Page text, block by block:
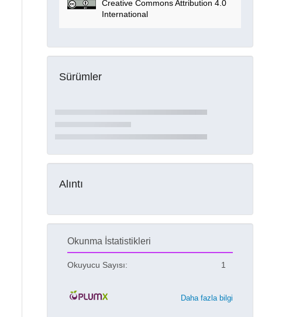
Creative Commons Attribution 4.0
International
Sürümler
Alıntı
Okunma İstatistikleri
Okuyucu Sayısı: 1
Daha fazla bilgi